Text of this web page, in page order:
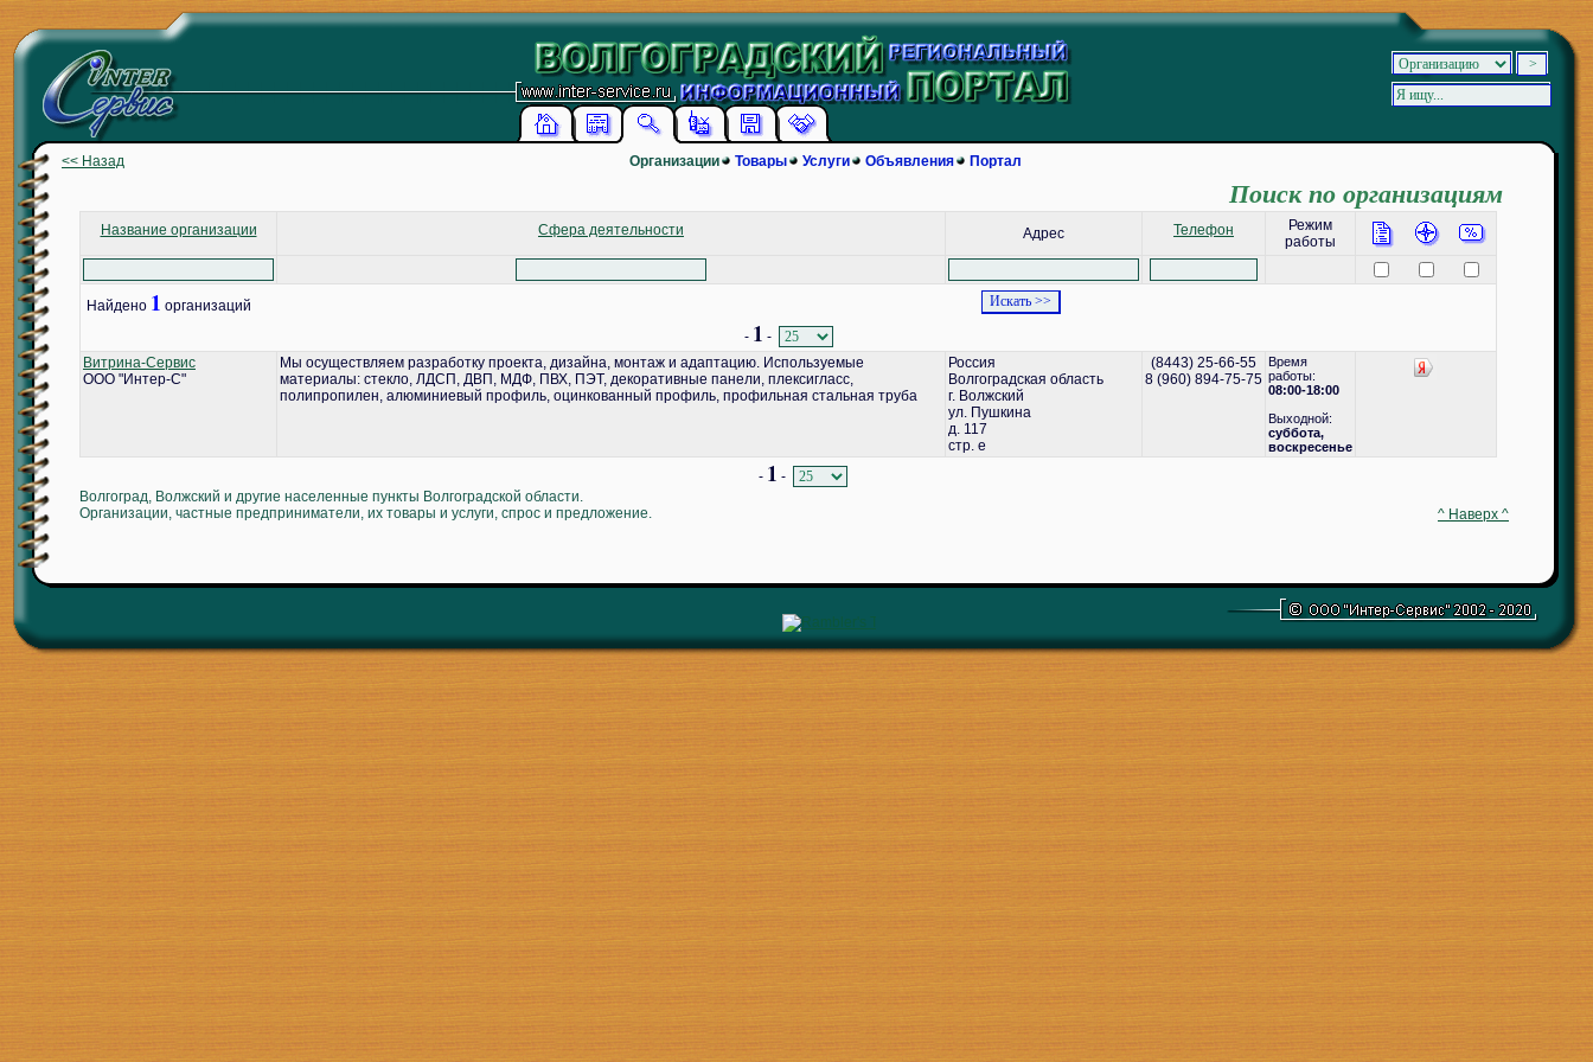
<< Назад Организации Товары Услуги Объявления Портал
Поиск по организациям
Название организации Сфера деятельности Адрес Телефон
Режим
работы
Найдено 1 организаций
- 1 -
Витрина-Сервис
ООО "Интер-С"
Мы осуществляем разработку проекта, дизайна, монтаж и адаптацию. Используемые
материалы: стекло, ЛДСП, ДВП, МДФ, ПВХ, ПЭТ, декоративные панели, плексигласс,
полипропилен, алюминиевый профиль, оцинкованный профиль, профильная стальная труба
Россия
Волгоградская область
г. Волжский
ул. Пушкина
д. 117
стр. е
(8443) 25-66-55
8 (960) 894-75-75
Время
работы:
08:00-18:00
Выходной:
cуббота,
воскресенье
- 1 -
Волгоград, Волжский и другие населенные пункты Волгоградской области.
Организации, частные предприниматели, их товары и услуги, спрос и предложение.
^ Наверх ^